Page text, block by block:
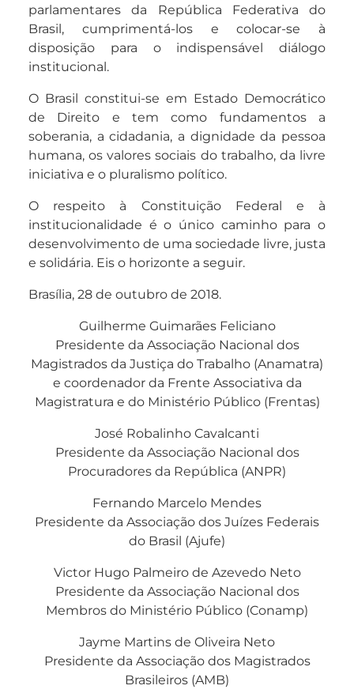
parlamentares da República Federativa do
Brasil, cumprimentá-los e colocar-se à
disposição para o indispensável diálogo
institucional.
O Brasil constitui-se em Estado Democrático
de Direito e tem como fundamentos a
soberania, a cidadania, a dignidade da pessoa
humana, os valores sociais do trabalho, da livre
iniciativa e o pluralismo político.
O respeito à Constituição Federal e à
institucionalidade é o único caminho para o
desenvolvimento de uma sociedade livre, justa
e solidária. Eis o horizonte a seguir.
Brasília, 28 de outubro de 2018.
Guilherme Guimarães Feliciano
Presidente da Associação Nacional dos
Magistrados da Justiça do Trabalho (Anamatra)
e coordenador da Frente Associativa da
Magistratura e do Ministério Público (Frentas)
José Robalinho Cavalcanti
Presidente da Associação Nacional dos
Procuradores da República (ANPR)
Fernando Marcelo Mendes
Presidente da Associação dos Juízes Federais
do Brasil (Ajufe)
Victor Hugo Palmeiro de Azevedo Neto
Presidente da Associação Nacional dos
Membros do Ministério Público (Conamp)
Jayme Martins de Oliveira Neto
Presidente da Associação dos Magistrados
Brasileiros (AMB)